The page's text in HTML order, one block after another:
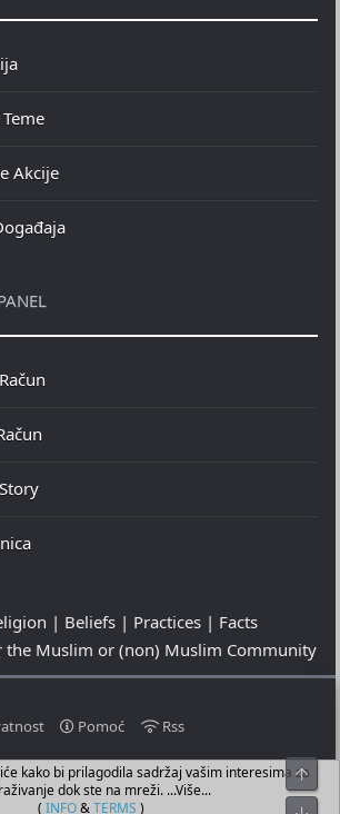
Akcije
| Beliefs | Practices | Facts
the Muslim or (non) Muslim Community
Pomoć Rss
© 2023 - 08-08-2026
Community Platform ®
kako bi prilagodila sadržaj vašim interesima za
dok ste na mreži. ...Više...
( INFO&TERMS )
Top